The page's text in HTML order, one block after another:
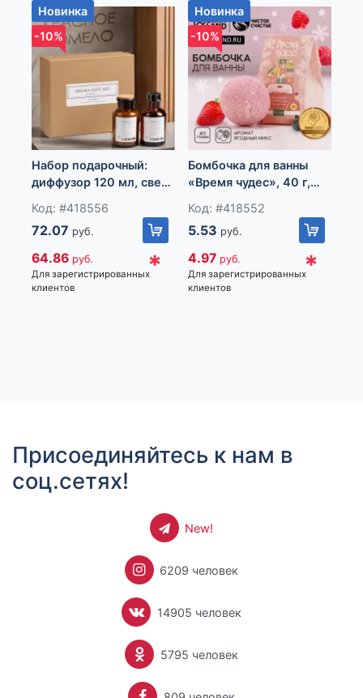
Новинка
-10%
Набор подарочный:
диффузор 120 мл, свеча
Красное помело
Код: #418556
72.07 руб.
64.86 руб.
Для зарегистрированных
клиентов
*
Новинка
-10%
Бомбочка для ванны
«Время чудес», 40 г,
Чистое счастье
Код: #418552
5.53 руб.
4.97 руб.
Для зарегистрированных
клиентов
*
Присоединяйтесь к нам в
соц.сетях!
New!
6209 человек
14905 человек
5795 человек